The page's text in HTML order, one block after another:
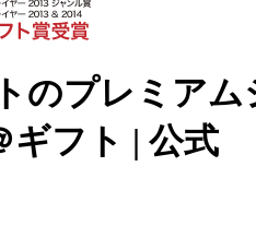
のプレミアム
ギフト | 公式